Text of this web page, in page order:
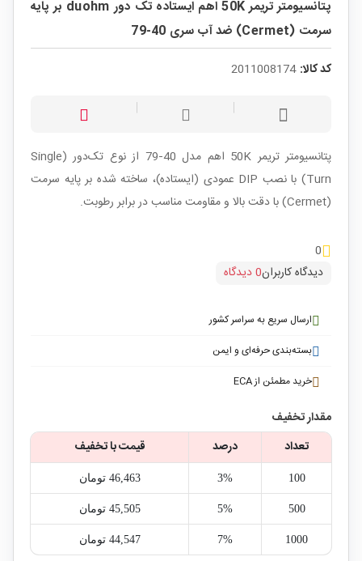
پتانسیومتر تریمر 50K اهم ایستاده تک دور duohm بر پایه
سرمت (Cermet) ضد آب سری 40-79
کد کالا: 2011008174
پتانسیومتر تریمر 50K اهم مدل 40‑79 از نوع تک‌دور (Single
Turn) با نصب DIP عمودی (ایستاده)، ساخته شده بر پایه سرمت
(Cermet) با دقت بالا و مقاومت مناسب در برابر رطوبت.
0
دیدگاه کاربران0 دیدگاه
ارسال سریع به سراسر کشور
بسته‌بندی حرفه‌ای و ایمن
خرید مطمئن از ECA
مقدار تخفیف
تعداد
درصد قیمت با تخفیف
100
3% 46,463‎ تومان
500
5% 45,505‎ تومان
1000
7% 44,547‎ تومان